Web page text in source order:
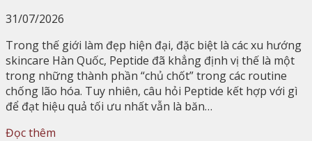
31/07/2026
Trong thế giới làm đẹp hiện đại, đặc biệt là các xu hướng
skincare Hàn Quốc, Peptide đã khẳng định vị thế là một
trong những thành phần “chủ chốt” trong các routine
chống lão hóa. Tuy nhiên, câu hỏi Peptide kết hợp với gì
để đạt hiệu quả tối ưu nhất vẫn là băn…
Đọc thêm